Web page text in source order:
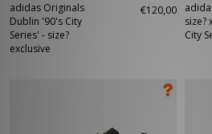
adidas Originals
Dublin '90's City
Series' - size?
exclusive
€120,00
size?
City